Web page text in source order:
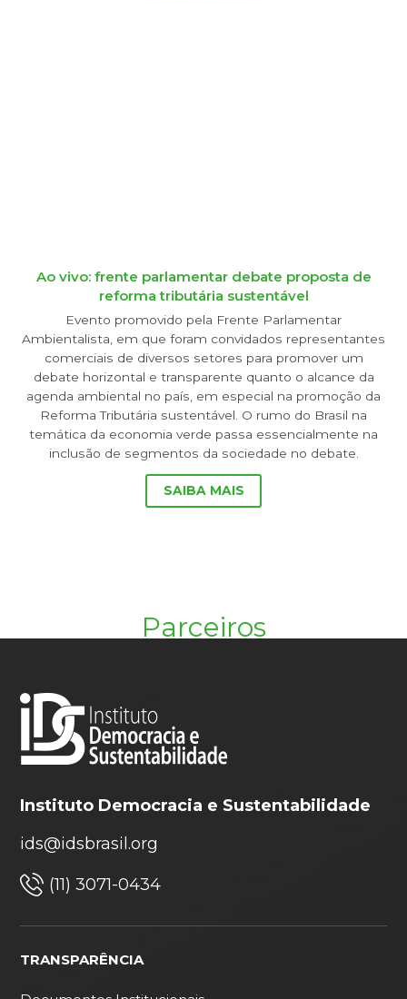
Ao vivo: frente parlamentar debate proposta de
reforma tributária sustentável
Evento promovido pela Frente Parlamentar
Ambientalista, em que foram convidados representantes
comerciais de diversos setores para promover um
debate horizontal e transparente quanto o alcance da
agenda ambiental no país, em especial na promoção da
Reforma Tributária sustentável. O rumo do Brasil na
temática da economia verde passa essencialmente na
inclusão de segmentos da sociedade no debate.
SAIBA MAIS
Parceiros
Instituto Democracia e Sustentabilidade
ids@idsbrasil.org
(11) 3071-0434
TRANSPARÊNCIA